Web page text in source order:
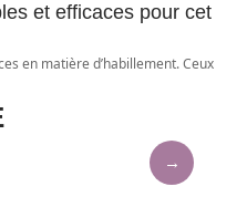
et efficaces pour cet
en matière d’habillement. Ceux